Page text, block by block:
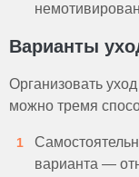
Варианты
Организовать
можно тремя
варианта —